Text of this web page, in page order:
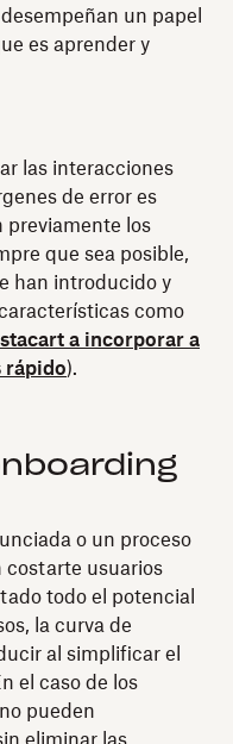
un papel
es aprender y
las interacciones
de error es
previamente los
que sea posible,
han introducido y
como
a incorporar a
rápido).
o un proceso
costarte usuarios
todo el potencial
la curva de
al simplificar el
el caso de los
pueden
eliminar las